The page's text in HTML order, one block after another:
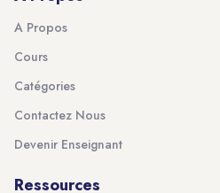
A Propos
Cours
Catégories
Contactez Nous
Devenir Enseignant
Ressources